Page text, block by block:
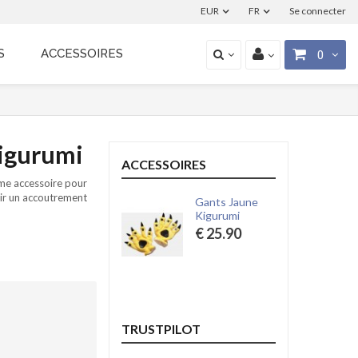
Se connecter
FR
EUR
0
ACCESSOIRES
accessoire pour
un accoutrement
ACCESSOIRES
Gants Jaune
Kigurumi
€ 25.90
TRUSTPILOT